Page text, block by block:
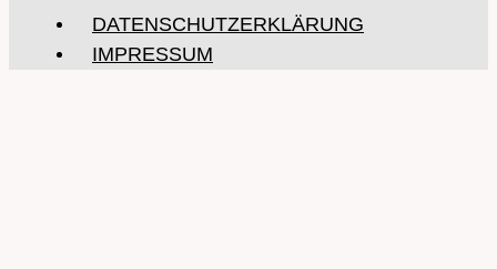
DATENSCHUTZERKLÄRUNG
IMPRESSUM